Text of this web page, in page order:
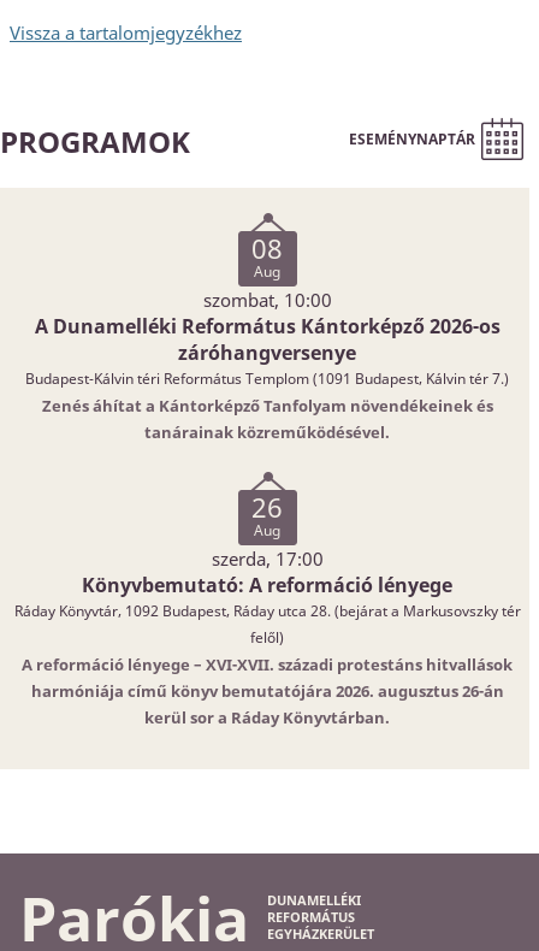
Vissza a tartalomjegyzékhez
PROGRAMOK ESEMÉNYNAPTÁR
08
Aug
szombat, 10:00
A Dunamelléki Református Kántorképző 2026-os
záróhangversenye
Budapest-Kálvin téri Református Templom (1091 Budapest, Kálvin tér 7.)
Zenés áhítat a Kántorképző Tanfolyam növendékeinek és
tanárainak közreműködésével.
26
Aug
szerda, 17:00
Könyvbemutató: A reformáció lényege
Ráday Könyvtár, 1092 Budapest, Ráday utca 28. (bejárat a Markusovszky tér
felől)
A reformáció lényege – XVI-XVII. századi protestáns hitvallások
harmóniája című könyv bemutatójára 2026. augusztus 26-án
kerül sor a Ráday Könyvtárban.
Parókia
DUNAMELLÉKI
REFORMÁTUS
EGYHÁZKERÜLET